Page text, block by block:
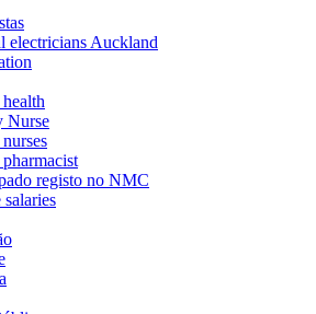
electricians Auckland
Nurse
registo no NMC